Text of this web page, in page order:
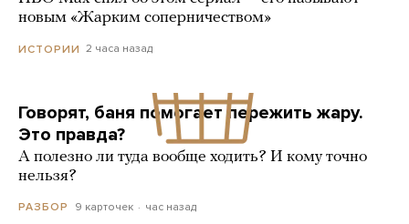
новым «Жарким соперничеством»
ИСТОРИИ 2 часа назад
Говорят, баня помогает пережить жару.
Это правда?
А полезно ли туда вообще ходить? И кому точно
нельзя?
РАЗБОР 9 карточек час назад